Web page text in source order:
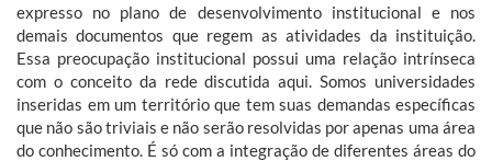
expresso no plano de desenvolvimento institucional e nos
demais documentos que regem as atividades da instituição.
Essa preocupação institucional possui uma relação intrínseca
com o conceito da rede discutida aqui. Somos universidades
inseridas em um território que tem suas demandas específicas
que não são triviais e não serão resolvidas por apenas uma área
do conhecimento. É só com a integração de diferentes áreas do